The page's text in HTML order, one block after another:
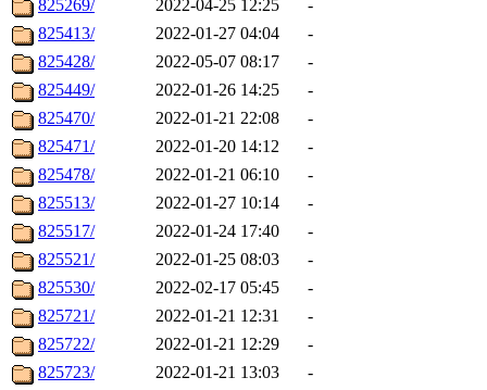
825269/
2022-04-25 12:25
-
825413/
2022-01-27 04:04
-
825428/
2022-05-07 08:17
-
825449/
2022-01-26 14:25
-
825470/
2022-01-21 22:08
-
825471/
2022-01-20 14:12
-
825478/
2022-01-21 06:10
-
825513/
2022-01-27 10:14
-
825517/
2022-01-24 17:40
-
825521/
2022-01-25 08:03
-
825530/
2022-02-17 05:45
-
825721/
2022-01-21 12:31
-
825722/
2022-01-21 12:29
-
825723/
2022-01-21 13:03
-